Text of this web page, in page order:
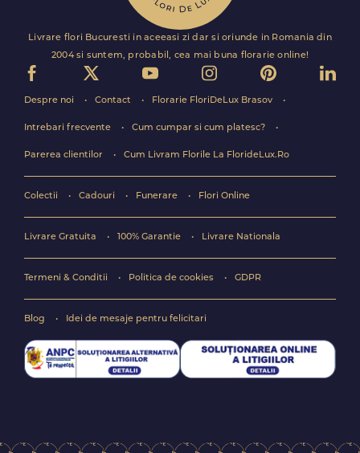
Livrare flori Bucuresti in aceeasi zi dar si oriunde in Romania din
2004 si suntem, probabil, cea mai buna florarie online!
Despre noi Contact Florarie FloriDeLux Brasov
Intrebari frecvente Cum cumpar si cum platesc?
Parerea clientilor Cum Livram Florile La FlorideLux.Ro
Colectii Cadouri Funerare Flori Online
Livrare Gratuita 100% Garantie Livrare Nationala
Termeni & Conditii Politica de cookies GDPR
Blog Idei de mesaje pentru felicitari